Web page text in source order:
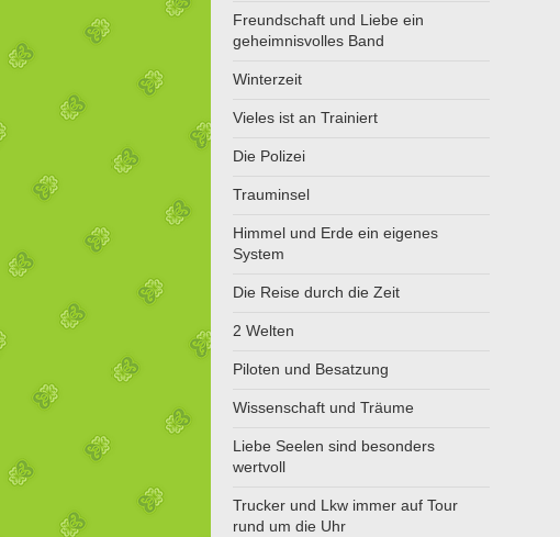
Freundschaft und Liebe ein
geheimnisvolles Band
Winterzeit
Vieles ist an Trainiert
Die Polizei
Trauminsel
Himmel und Erde ein eigenes
System
Die Reise durch die Zeit
2 Welten
Piloten und Besatzung
Wissenschaft und Träume
Liebe Seelen sind besonders
wertvoll
Trucker und Lkw immer auf Tour
rund um die Uhr